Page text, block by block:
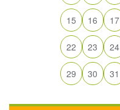
15 16 17
22 23 24
29 30 31